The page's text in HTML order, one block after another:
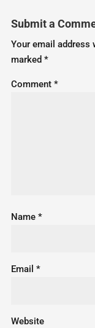
Submit a
Your email address
marked *
Comment *
Name *
Email *
Website